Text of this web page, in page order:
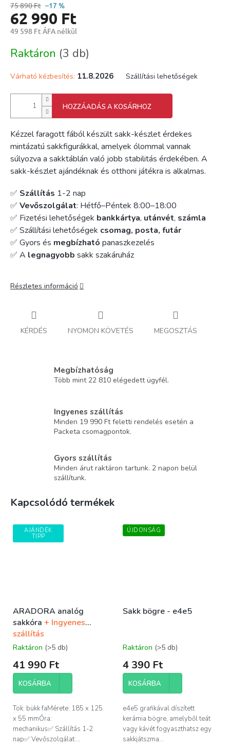
75 890 Ft –17 %
62 990 Ft
49 598 Ft ÁFA nélkül
Raktáron (3 db)
Várható kézbesítés: 11.8.2026 Szállítási lehetőségek
HOZZÁADÁS A KOSÁRHOZ
Kézzel faragott fából készült sakk-készlet érdekes
mintázatú sakkfigurákkal, amelyek ólommal vannak
súlyozva a sakktáblán való jobb stabilitás érdekében. A
sakk-készlet ajándéknak és otthoni játékra is alkalmas.
✅ Szállítás 1-2 nap
✅ Vevőszolgálat: Hétfő–Péntek 8:00–18:00
✅ Fizetési lehetőségek bankkártya, utánvét, számla
✅ Szállítási lehetőségek csomag, posta, futár
✅ Gyors és megbízható panaszkezelés
✅ A legnagyobb sakk szakáruház
Részletes információ
KÉRDÉS NYOMON KÖVETÉS MEGOSZTÁS
Megbízhatóság
Több mint 22 810 elégedett ügyfél.
Ingyenes szállítás
Minden 19 990 Ft feletti rendelés esetén a
Packeta csomagpontok.
Gyors szállítás
Minden árut raktáron tartunk. 2 napon belül
szállítunk.
Kapcsolódó termékek
AJÁNDÉK
TIPP
ARADORA analóg
sakkóra + Ingyenes
szállítás
Raktáron (>5 db)
41 990 Ft
KOSÁRBA
Tok: bükk faMérete: 185 x 125
x 55 mmÓra:
mechanikus✅ Szállítás 1-2
nap✅ Vevőszolgálat:...
ÚJDONSÁG
Sakk bögre - e4e5
Raktáron (>5 db)
4 390 Ft
KOSÁRBA
e4e5 grafikával díszített
kerámia bögre, amelyből teát
vagy kávét fogyaszthatsz egy
sakkjátszma...